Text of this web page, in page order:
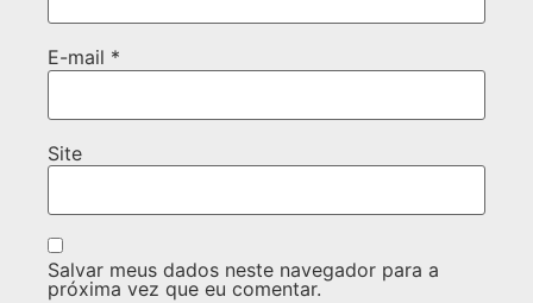
E-mail *
Site
Salvar meus dados neste navegador para a
próxima vez que eu comentar.